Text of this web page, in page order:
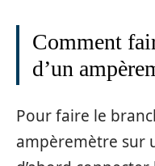
Comment
d’un
Pour faire le
ampèremètre sur